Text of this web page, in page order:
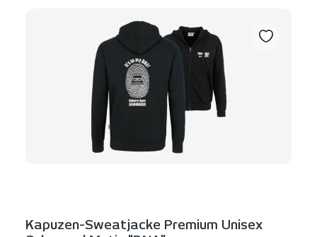
Kapuzen-Sweatjacke Premium Unisex